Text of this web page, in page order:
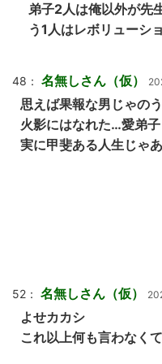
弟子2人は俺以外が先
う1人はレボリューシ
48： 名無しさん（仮）
思えば果報な男じゃのう
火影にはなれた…愛弟
実に甲斐ある人生じゃ
52： 名無しさん（仮）
よせカカシ
これ以上何も言わなく